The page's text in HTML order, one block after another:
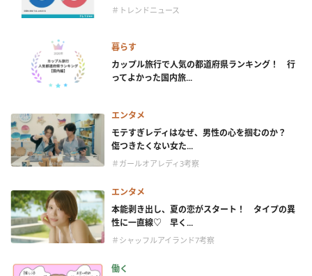
＃トレンドニュース
暮らす
カップル旅行で人気の都道府県ランキング！ 行
ってよかった国内旅...
エンタメ
モテすぎレディはなぜ、男性の心を掴むのか？
傷つきたくない女た...
＃ガールオアレディ3考察
エンタメ
本能剥き出し、夏の恋がスタート！ タイプの異
性に一直線♡ 早く...
＃シャッフルアイランド7考察
働く